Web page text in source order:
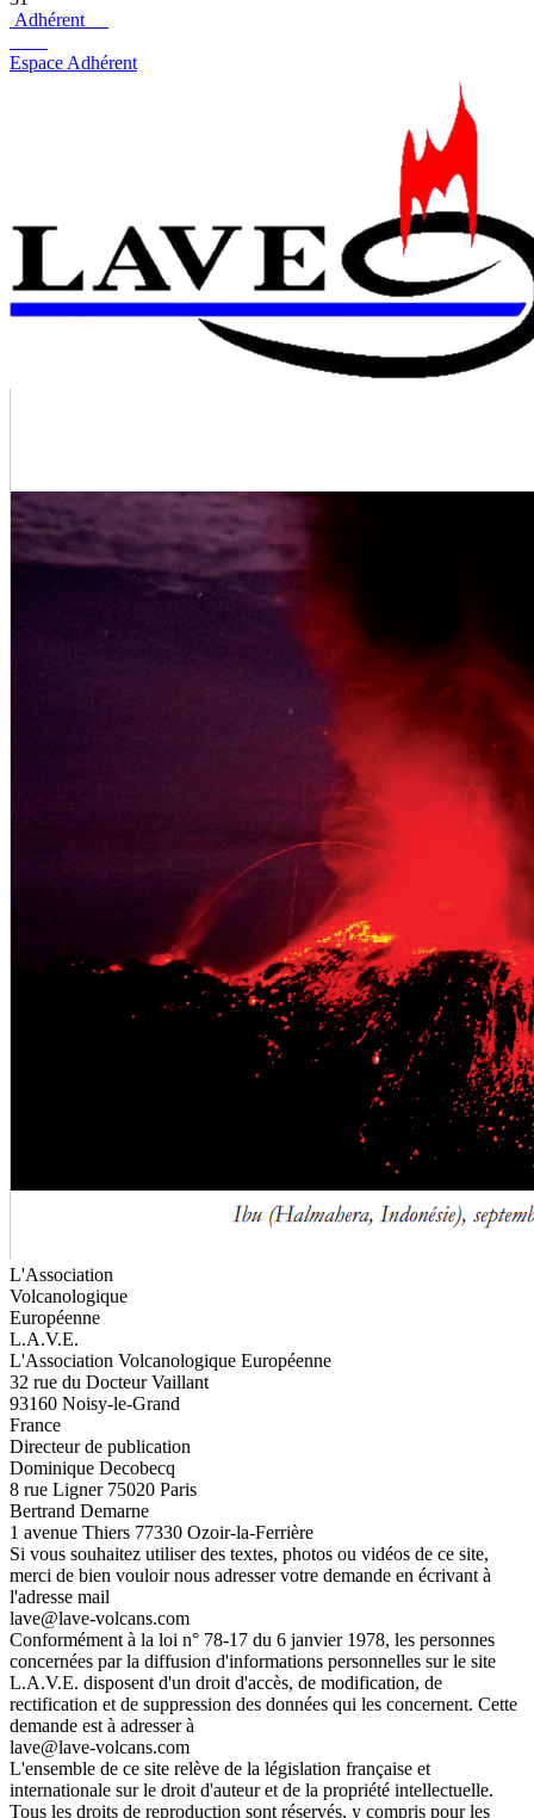
Adhérent
Espace Adhérent
L'Association
Volcanologique
Européenne
L.A.V.E.
L'Association Volcanologique Européenne
32 rue du Docteur Vaillant
93160 Noisy-le-Grand
France
Directeur de publication
Dominique Decobecq
8 rue Ligner 75020 Paris
Bertrand Demarne
1 avenue Thiers 77330 Ozoir-la-Ferrière
Si vous souhaitez utiliser des textes, photos ou vidéos de ce site,
merci de bien vouloir nous adresser votre demande en écrivant à
l'adresse mail
lave@lave-volcans.com
Conformément à la loi n° 78-17 du 6 janvier 1978, les personnes
concernées par la diffusion d'informations personnelles sur le site
L.A.V.E. disposent d'un droit d'accès, de modification, de
rectification et de suppression des données qui les concernent. Cette
demande est à adresser à
lave@lave-volcans.com
L'ensemble de ce site relève de la législation française et
internationale sur le droit d'auteur et de la propriété intellectuelle.
Tous les droits de reproduction sont réservés, y compris pour les